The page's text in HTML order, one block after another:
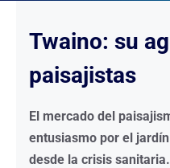
Twaino: su
paisajistas
El mercado del
entusiasmo por el
desde la crisis